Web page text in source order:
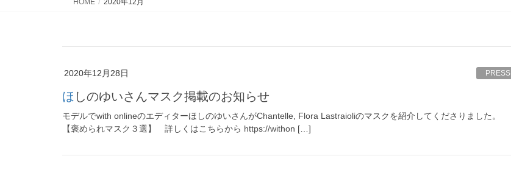
HOME 2020年12月
2020年12月28日 PRESS
ほしのゆいさんマスク掲載のお知らせ
モデルでwith onlineのエディターほしのゆいさんがChantelle, Flora Lastraioliのマスクを紹介してくださりました。
【褒められマスク３選】 詳しくはこちらから https://withon […]